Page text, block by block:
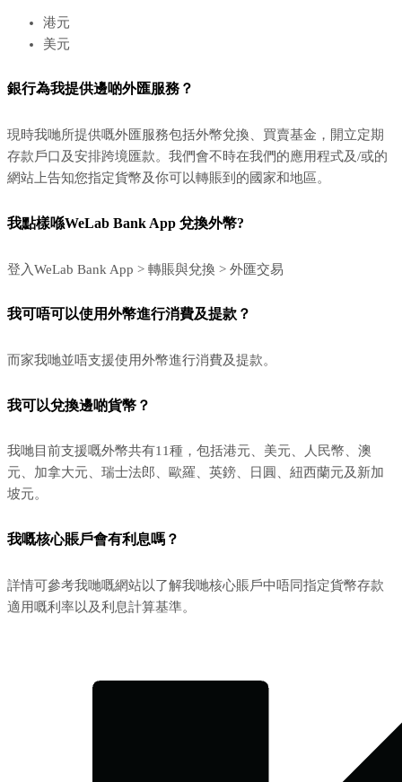
港元
美元
銀行為我提供邊啲外匯服務？
現時我哋所提供嘅外匯服務包括外幣兌換、買賣基金，開立定期
存款戶口及安排跨境匯款。我們會不時在我們的應用程式及/或的
網站上告知您指定貨幣及你可以轉賬到的國家和地區。
我點樣喺WeLab Bank App 兌換外幣?
登入WeLab Bank App > 轉賬與兌換 > 外匯交易
我可唔可以使用外幣進行消費及提款？
而家我哋並唔支援使用外幣進行消費及提款。
我可以兌換邊啲貨幣？
我哋目前支援嘅外幣共有11種，包括港元、美元、人民幣、澳
元、加拿大元、瑞士法郎、歐羅、英鎊、日圓、紐西蘭元及新加
坡元。
我嘅核心賬戶會有利息嗎？
詳情可參考我哋嘅網站以了解我哋核心賬戶中唔同指定貨幣存款
適用嘅利率以及利息計算基準。